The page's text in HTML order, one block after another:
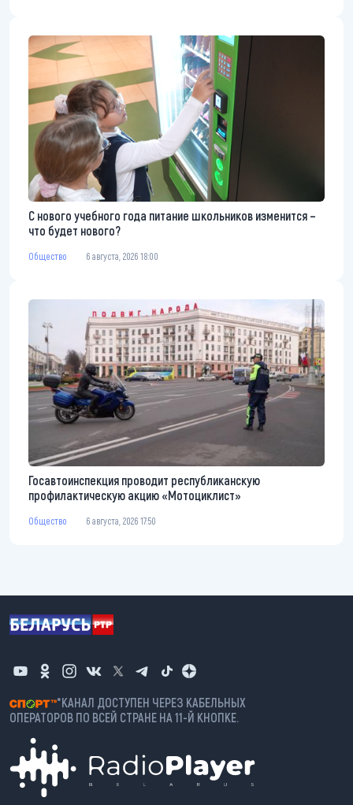
С нового учебного года питание школьников изменится –
что будет нового?
Общество 6 августа, 2026 18:00
Госавтоинспекция проводит республиканскую
профилактическую акцию «Мотоциклист»
Общество 6 августа, 2026 17:50
*КАНАЛ ДОСТУПЕН ЧЕРЕЗ КАБЕЛЬНЫХ
ОПЕРАТОРОВ ПО ВСЕЙ СТРАНЕ НА 11-Й КНОПКЕ.